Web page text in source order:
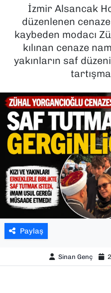
İzmir Alsancak
düzenlenen
kaybeden modacı
kılınan cenaze
yakınların saf
Paylaş
Sinan Genç
MAGAZİN
POLİTİKA
SAĞLIK
SPOR
TEKNOLOJİ
YAŞAM
YEREL YÖNETİMLER
Haber Arşivi